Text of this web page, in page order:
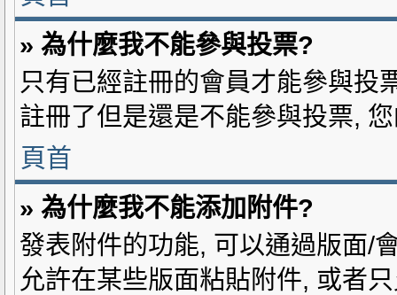
» 為什麼我不能參與投票?
只有已經註冊的會員才能參與投
註冊了但是還是不能參與投票,
頁首
» 為什麼我不能添加附件?
發表附件的功能, 可以通過版面/
允許在某些版面粘貼附件, 或者